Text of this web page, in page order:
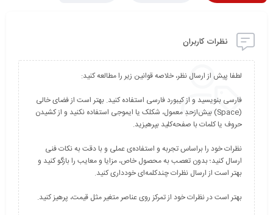
نظرات کاربران
فارسی بنویسید و از کیبورد فارسی استفاده کنید. بهتر است از فضای خالی
(Space) بیش‌از‌حدِ معمول، شکلک یا ایموجی استفاده نکنید و از کشیدن
نظرات خود را براساس تجربه و استفاده‌ی عملی و با دقت به نکات فنی
ارسال کنید؛ بدون تعصب به محصول خاص، مزایا و معایب را بازگو کنید و